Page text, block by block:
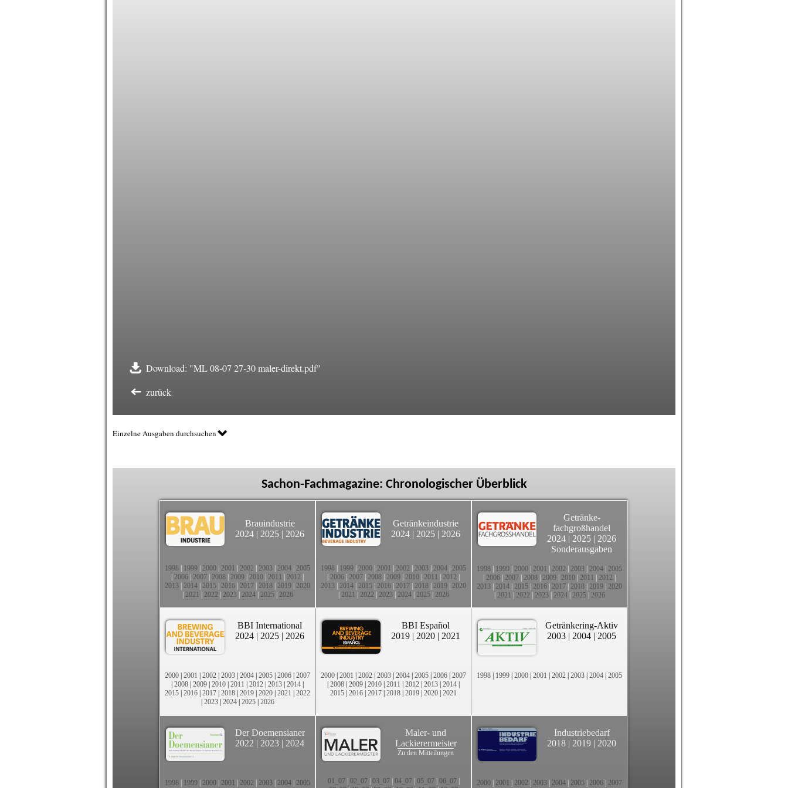
Download: "ML 08-07 27-30 maler-direkt.pdf"
zurück
Einzelne Ausgaben durchsuchen
Sachon-Fachmagazine: Chronologischer Überblick
Brauindustrie
2024 | 2025 | 2026
1998 1999 2000 2001 2002 2003 2004 2005
2006 2007 2008 2009 2010 2011 2012
2013 2014 2015 2016 2017 2018 2019 2020
2021 2022 2023| 2024| 2025| 2026
Getränkeindustrie
2024 | 2025 | 2026
1998 1999 2000 2001 2002 2003 2004 2005
2006 2007 2008 2009 2010 2011 2012
2013 2014 2015 2016 2017 2018 2019 2020
2021 2022 2023| 2024| 2025| 2026
Getränke-
fachgroßhandel
2024 | 2025 | 2026
Sonderausgaben
1998 1999 2000 2001 2002 2003 2004 2005
2006 2007 2008 2009 2010 2011 2012
2013 2014 2015 2016 2017 2018 2019 2020
2021 2022 2023| 2024| 2025| 2026
BBI International
2024 | 2025 | 2026
2000 | 2001 | 2002 | 2003 | 2004 | 2005 | 2006 | 2007
| 2008 | 2009 | 2010 | 2011 | 2012 | 2013 | 2014 |
2015 | 2016 | 2017 | 2018 | 2019 | 2020 | 2021 | 2022
| 2023| 2024| 2025| 2026
BBI Español
2019 | 2020 | 2021
2000 | 2001 | 2002 | 2003 | 2004 | 2005 | 2006 | 2007
| 2008 | 2009 | 2010 | 2011 | 2012 | 2013 | 2014 |
2015 | 2016 | 2017 | 2018 | 2019 | 2020 | 2021
Getränkering-Aktiv
2003 | 2004 | 2005
1998 | 1999 | 2000 | 2001 | 2002 | 2003 | 2004 | 2005
Der Doemensianer
2022 | 2023 | 2024
1998 1999 2000 2001 2002 2003 2004 2005
Maler- und
Lackierermeister
Zu den Mitteilungen
01_07| 02_07| 03_07| 04_07| 05_07| 06_07|
Industriebedarf
2018 | 2019 | 2020
2000 2001 2002 2003 2004 2005 2006 2007